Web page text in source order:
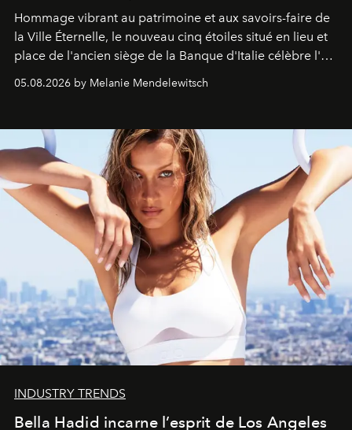
Hommage vibrant au patrimoine et aux savoirs-faire de
la Ville Éternelle, le nouveau cinq étoiles situé en lieu et
place de l'ancien siège de la Banque d'Italie célèbre l'art
de vivre Romain dans toute son élégance intemporelle.
05.08.2026 by Melanie Mendelewitsch
INDUSTRY TRENDS
Bella Hadid incarne l’esprit de Los Angeles